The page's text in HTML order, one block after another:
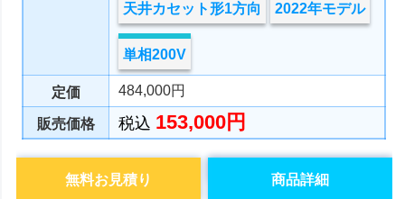
天井カセット形1方向 2022年モデル
単相200V
定価 484,000円
販売価格 税込 153,000円
商品詳細
無料お見積り